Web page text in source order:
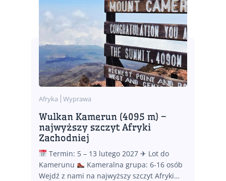
Afryka Wyprawa
Wulkan Kamerun (4095 m) –
najwyższy szczyt Afryki
Zachodniej
Termin: 5 – 13 lutego 2027 ✈ Lot do
Kamerunu
Kameralna grupa: 6-16 osób
Wejdź z nami na najwyższy szczyt Afryki…